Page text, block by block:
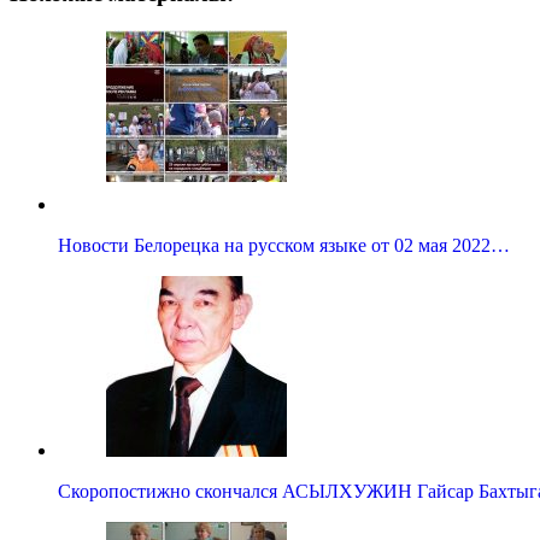
Новости Белорецка на русском языке от 02 мая 2022…
Скоропостижно скончался АСЫЛХУЖИН Гайсар